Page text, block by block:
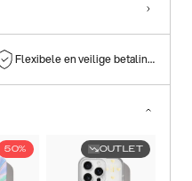
Flexibele en veilige betalingen
50% OUTLET